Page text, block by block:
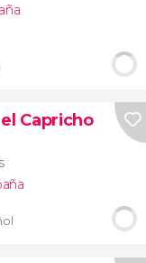
Capricho